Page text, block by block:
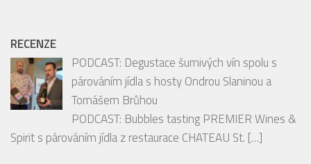
RECENZE
PODCAST: Degustace šumivých vín spolu s
párováním jídla s hosty Ondrou Slaninou a
Tomášem Brůhou
PODCAST: Bubbles tasting PREMIER Wines &
Spirit s párováním jídla z restaurace CHATEAU St. […]